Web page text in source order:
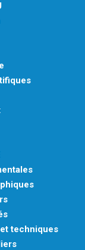
techniques